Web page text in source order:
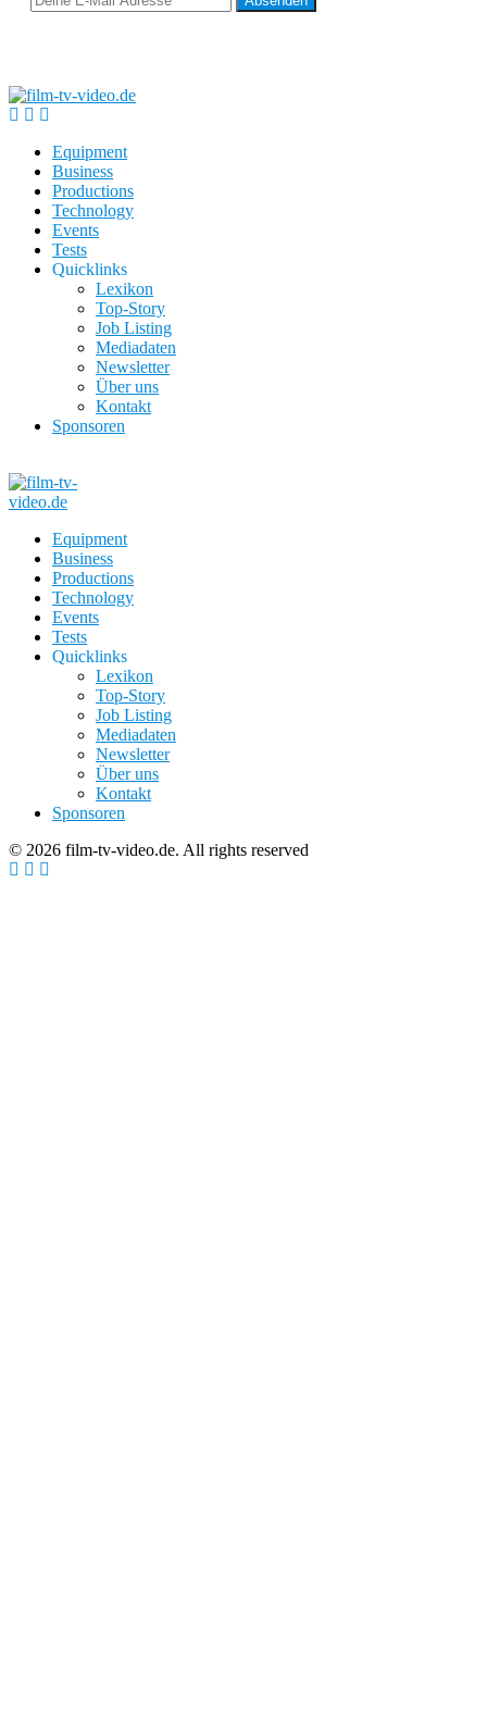
Equipment
Business
Productions
Technology
Events
Tests
Quicklinks
Lexikon
Top-Story
Job Listing
Mediadaten
Newsletter
Über uns
Kontakt
Sponsoren
Equipment
Business
Productions
Technology
Events
Tests
Quicklinks
Lexikon
Top-Story
Job Listing
Mediadaten
Newsletter
Über uns
Kontakt
Sponsoren
© 2026 film-tv-video.de. All rights reserved